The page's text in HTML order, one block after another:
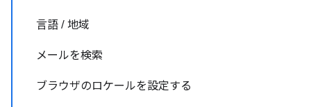
言語 / 地域
メールを検索
ブラウザのロケールを設定する